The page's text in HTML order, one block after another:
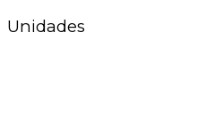
Unidades